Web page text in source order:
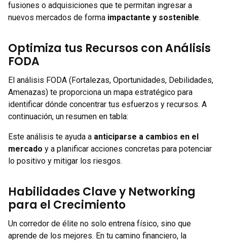
fusiones o adquisiciones que te permitan ingresar a
nuevos mercados de forma impactante y sostenible.
Optimiza tus Recursos con Análisis
FODA
El análisis FODA (Fortalezas, Oportunidades, Debilidades,
Amenazas) te proporciona un mapa estratégico para
identificar dónde concentrar tus esfuerzos y recursos. A
continuación, un resumen en tabla:
Este análisis te ayuda a anticiparse a cambios en el
mercado y a planificar acciones concretas para potenciar
lo positivo y mitigar los riesgos.
Habilidades Clave y Networking
para el Crecimiento
Un corredor de élite no solo entrena físico, sino que
aprende de los mejores. En tu camino financiero, la